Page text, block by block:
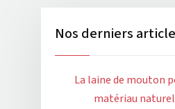
Nos derniers
La laine de mouton
matériau